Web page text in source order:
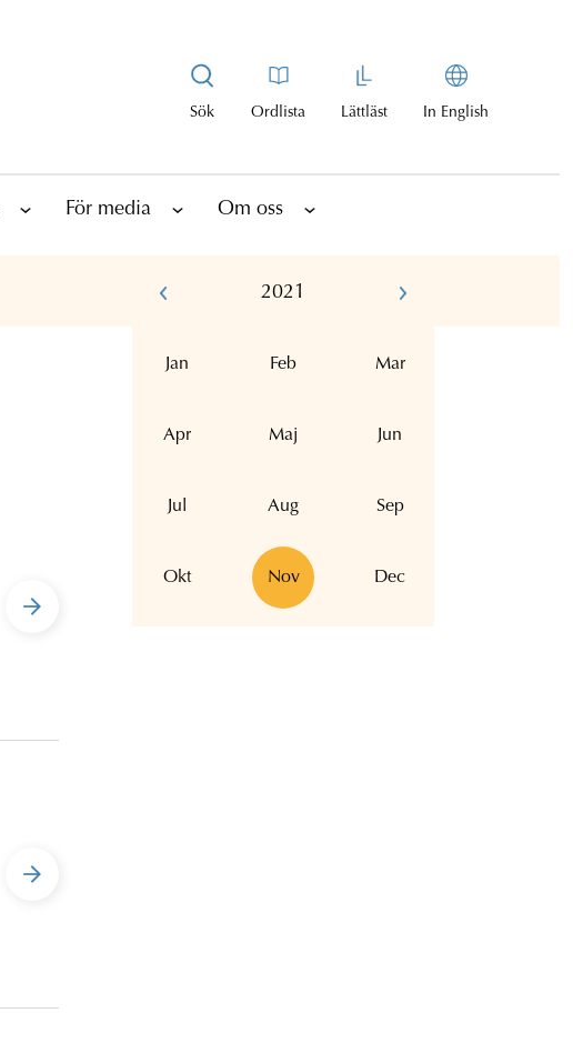
Sök Ordlista Lättläst In English
För media Om oss
2021
Jan Feb Mar
Apr Maj Jun
Jul Aug Sep
Okt Nov Dec